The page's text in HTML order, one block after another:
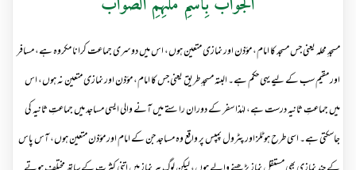
مسجدِ محلہ یعنی جس مسجد کا امام، مؤذن اور نمازی متعین ہوں، اس میں دوسری جماعت کرانا مکروہ ہے، مسافر
اور مقیم سب کے لیے یہی حکم ہے۔ البتہ مسجدِ طریق یعنی جس کا امام، مؤذن اور نمازی متعین نہ ہوں، اس
میں جماعتِ ثانیہ درست ہے، لہٰذا سفر کے دوران راستے میں آنے والی ایسی مساجد میں جماعتِ ثانیہ کی
جاسکتی ہے۔ اسی طرح ہوٹلز اور پٹرول پمپس پر واقع وہ مساجد جن کے امام اور مؤذن متعین ہوں، آس پاس